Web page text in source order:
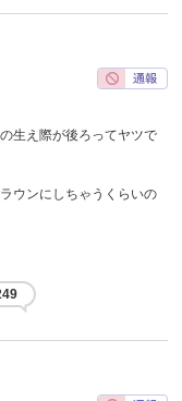
生え際が後ろってヤツで
ウンにしちゃうくらいの